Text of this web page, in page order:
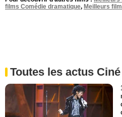
films Comédie dramatique, Meilleurs
Toutes les actus Ciné